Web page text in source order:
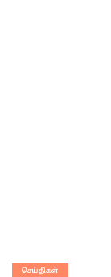
செய்திகள்